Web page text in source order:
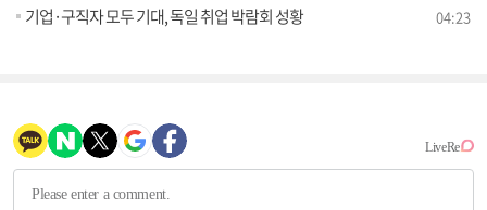
기업·구직자 모두 기대, 독일 취업 박람회 성황 04:23